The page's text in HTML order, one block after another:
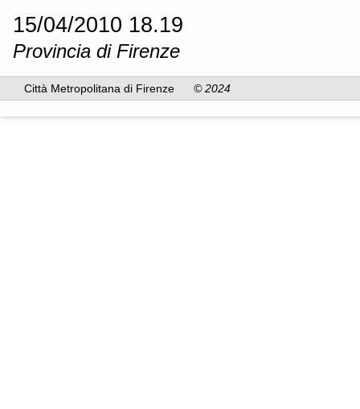
15/04/2010 18.19
Provincia di Firenze
Città Metropolitana di Firenze © 2024